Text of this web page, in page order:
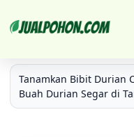
Bibit Pohon Durian Cane Melayani Order Ecer
Tanamkan Bibit Durian
Buah Durian Segar di